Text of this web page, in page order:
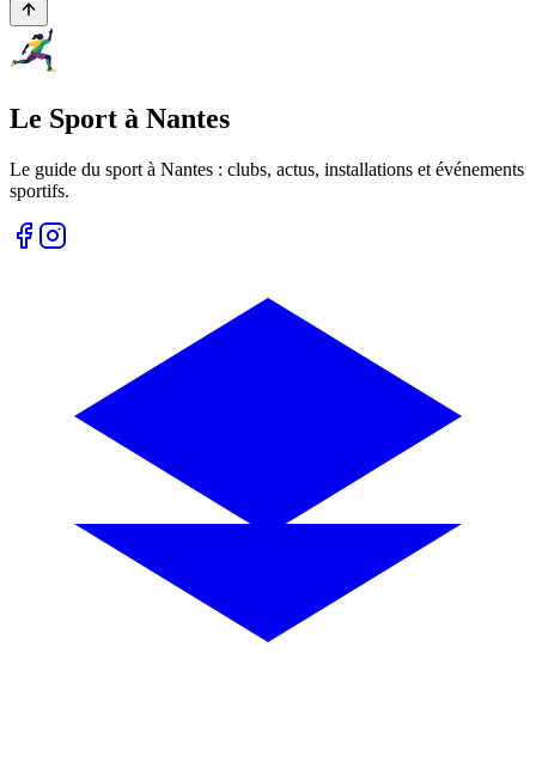
Le Sport à Nantes
Le guide du sport à Nantes : clubs, actus, installations et événements
sportifs.